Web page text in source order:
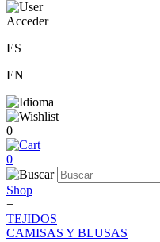
Acceder
ES
EN
0
0
Shop
+
TEJIDOS
CAMISAS Y BLUSAS